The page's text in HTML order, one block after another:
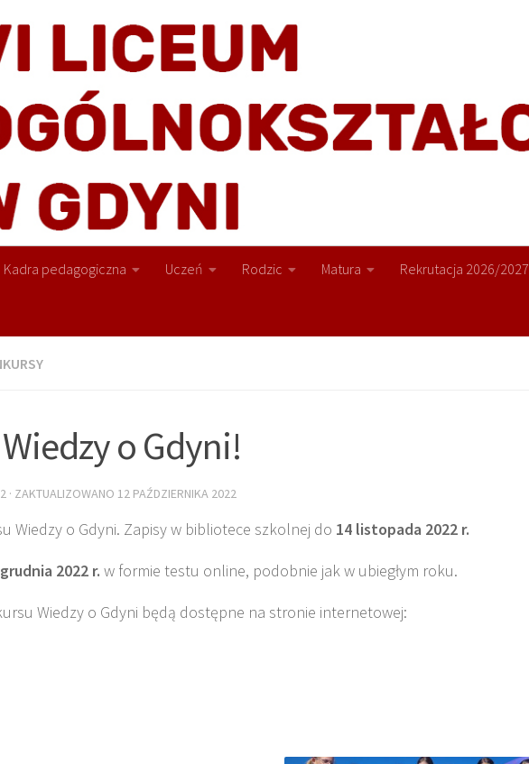
Kadra pedagogiczna Uczeń Rodzic Matura Rekrutacja 2026/2027
o Gdyni!
· ZAKTUALIZOWANO 12 PAŹDZIERNIKA 2022
Wiedzy o Gdyni. Zapisy w bibliotece szkolnej do 14 listopada 2022 r.
2022 r. w formie testu online, podobnie jak w ubiegłym roku.
Wiedzy o Gdyni będą dostępne na stronie internetowej: